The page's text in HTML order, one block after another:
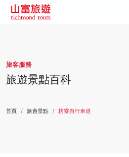
旅客服務
旅遊景點百科
首頁 旅遊景點 枋寮自行車道